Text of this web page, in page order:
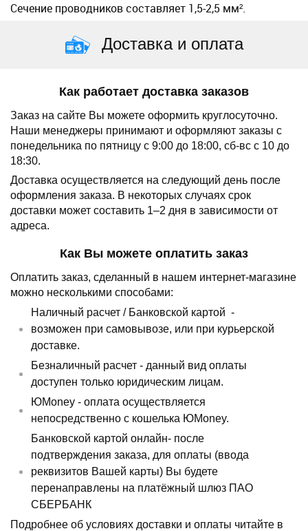
Сечение проводников составляет 1,5-2,5 мм².
Доставка и оплата
Как работает доставка заказов
Заказ на сайте Вы можете оформить круглосуточно.
Наши менеджеры принимают и оформляют заказы с
понедельника по пятницу с 9:00 до 18:00, сб-вс с 10 до
18:30.
Доставка осуществляется на следующий день после
оформления заказа. В некоторых случаях срок
доставки может составить 1–2 дня в зависимости от
адреса.
Как Вы можете оплатить заказ
Оплатить заказ, сделанный в нашем интернет-магазине
можно несколькими способами:
Наличный расчет / Банковской картой -
возможен при самовывозе, или при курьерской
доставке.
Безналичный расчет - данный вид оплаты
доступен только юридическим лицам.
ЮMoney - оплата осуществляется
непосредственно с кошелька ЮMoney.
Банковской картой онлайн- после
подтверждения заказа, для оплаты (ввода
реквизитов Вашей карты) Вы будете
перенаправлены на платёжный шлюз ПАО
СБЕРБАНК
Подробнее об условиях доставки и оплаты читайте в